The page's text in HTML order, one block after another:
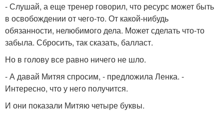
- Слушай, а еще тренер говорил, что ресурс может быть
в освобождении от чего-то. От какой-нибудь
обязанности, нелюбимого дела. Может сделать что-то
забыла. Сбросить, так сказать, балласт.
Но в голову все равно ничего не шло.
- А давай Митяя спросим, - предложила Ленка. -
Интересно, что у него получится.
И они показали Митяю четыре буквы.